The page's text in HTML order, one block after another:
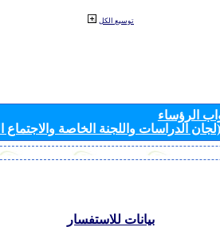
توسيع الكل
الرؤساء
الدراسات واللجنة الخاصة
بيانات للاستفسار